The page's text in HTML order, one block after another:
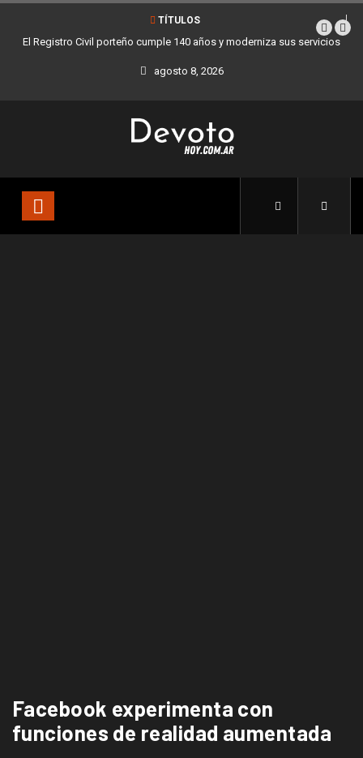
TÍTULOS
El Registro Civil porteño cumple 140 años y moderniza sus servicios
agosto 8, 2026
Facebook experimenta con
funciones de realidad aumentada